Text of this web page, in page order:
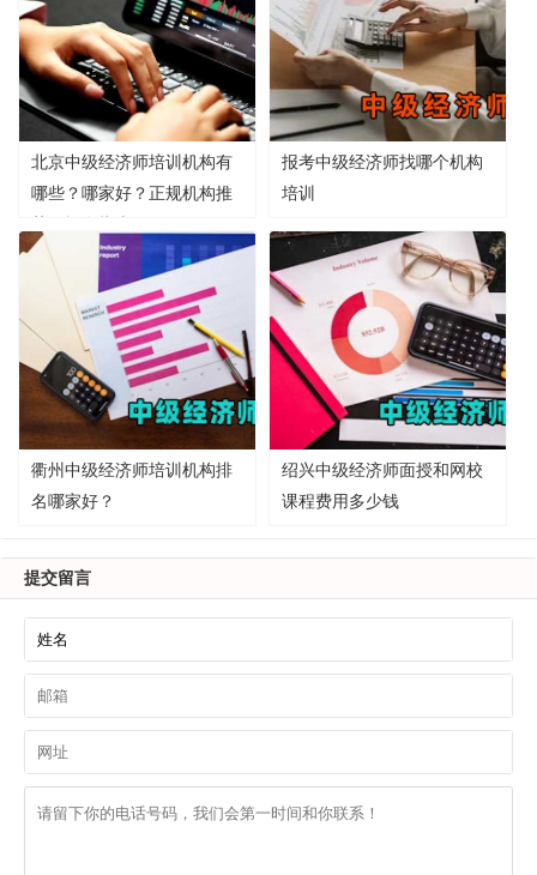
北京中级经济师培训机构有
哪些？哪家好？正规机构推
报考中级经济师找哪个机构
培训
衢州中级经济师培训机构排
名哪家好？
绍兴中级经济师面授和网校
课程费用多少钱
提交留言